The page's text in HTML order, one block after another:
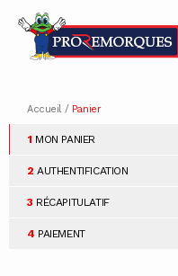
Accueil/ Panier
1 MON PANIER
2 AUTHENTIFICATION
3 RÉCAPITULATIF
4 PAIEMENT